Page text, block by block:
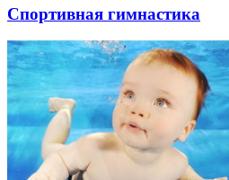
Спортивная гимнастика